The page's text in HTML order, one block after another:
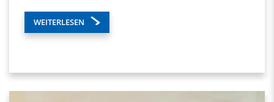
WEITERLESEN